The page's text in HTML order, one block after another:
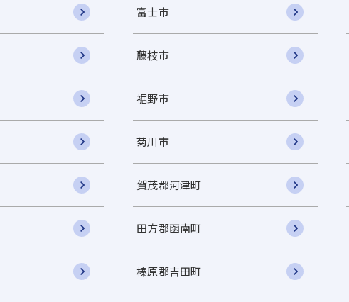
富士市
藤枝市
裾野市
菊川市
賀茂郡河津町
田方郡函南町
榛原郡吉田町